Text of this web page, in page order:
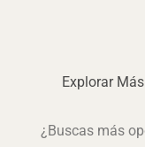
Explorar
¿Buscas más